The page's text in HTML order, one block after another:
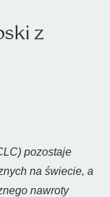
z
pozostaje
na świecie, a
nawroty